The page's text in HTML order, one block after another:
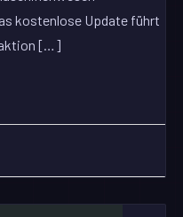
kostenlose Update führt
[…]